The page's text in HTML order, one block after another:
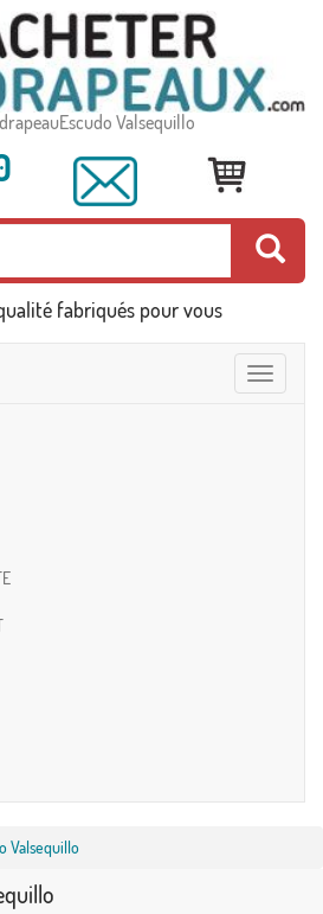
Valsequillo
fabriqués pour vous
Toggle
navigation
Valsequillo